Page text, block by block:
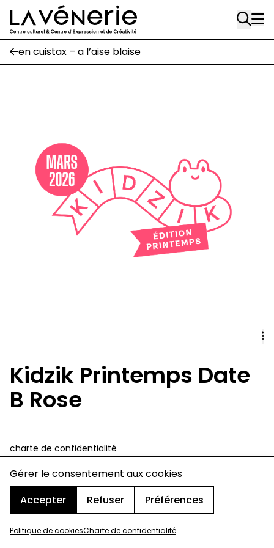
Gérer le consentement aux cookies
Accepter
Refuser Préférences
Politique de cookiesCharte de confidentialité
Aller au contenu principal
Rue Gratès, 3
1170 Watermael-Boitsfort
02 663 85 50
suivez-nous
Journal Vénerie - version papier
Newsletter
en cuistax – a l’aise blaise
Kidzik Printemps Date
B Rose
charte de confidentialité
mentions légales
cookies
design & développement :© signelazer.com